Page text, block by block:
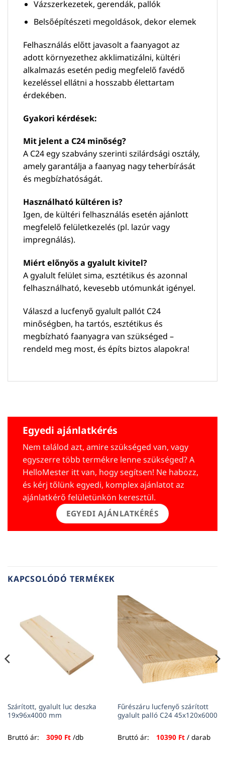
Vázszerkezetek, gerendák, pallók
Belsőépítészeti megoldások, dekor elemek
Felhasználás előtt javasolt a faanyagot az
adott környezethez akklimatizálni, kültéri
alkalmazás esetén pedig megfelelő favédő
kezeléssel ellátni a hosszabb élettartam
érdekében.
Gyakori kérdések:
Mit jelent a C24 minőség?
A C24 egy szabvány szerinti szilárdsági osztály,
amely garantálja a faanyag nagy teherbírását
és megbízhatóságát.
Használható kültéren is?
Igen, de kültéri felhasználás esetén ajánlott
megfelelő felületkezelés (pl. lazúr vagy
impregnálás).
Miért előnyös a gyalult kivitel?
A gyalult felület sima, esztétikus és azonnal
felhasználható, kevesebb utómunkát igényel.
Válaszd a lucfenyő gyalult pallót C24
minőségben, ha tartós, esztétikus és
megbízható faanyagra van szükséged –
rendeld meg most, és építs biztos alapokra!
Egyedi ajánlatkérés
Nem találod azt, amire szükséged van, vagy
egyszerre több termékre lenne szükséged? A
HelloMester itt van, hogy segítsen! Ne habozz,
és kérj tőlünk egyedi, komplex ajánlatot az
ajánlatkérő felületünkön keresztül.
EGYEDI AJÁNLATKÉRÉS
KAPCSOLÓDÓ TERMÉKEK
Szárított, gyalult luc deszka
19x96x4000 mm
Bruttó ár: 3090 Ft/db
Fűrészáru lucfenyő szárított
gyalult palló C24 45x120x6000
Bruttó ár: 10390 Ft/ darab